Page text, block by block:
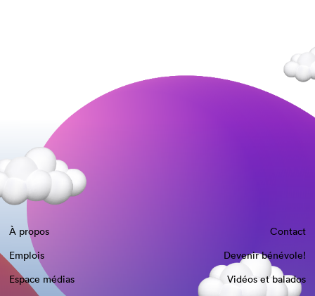
À propos
Contact
Emplois
Devenir bénévole!
Espace médias
Vidéos et balados